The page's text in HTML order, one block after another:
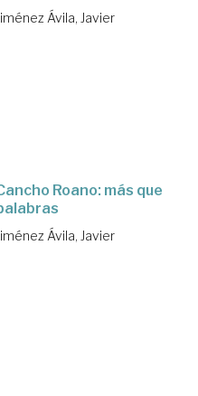
Ávila, Javier
Roano: más que
Ávila, Javier